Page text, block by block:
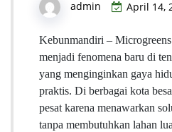
admin April 14,
Kebunmandiri –
menjadi fenomena baru di
yang menginginkan gaya
praktis. Di berbagai kota
pesat karena menawarkan
tanpa membutuhkan lahan